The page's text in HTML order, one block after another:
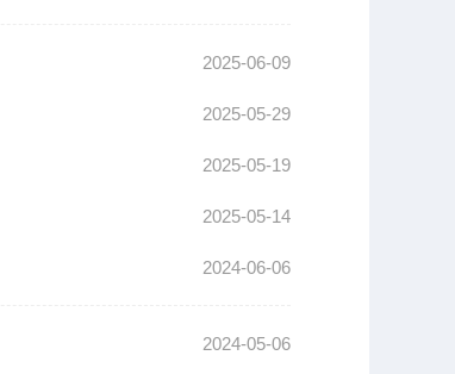
2025-06-09
2025-05-29
2025-05-19
2025-05-14
2024-06-06
2024-05-06